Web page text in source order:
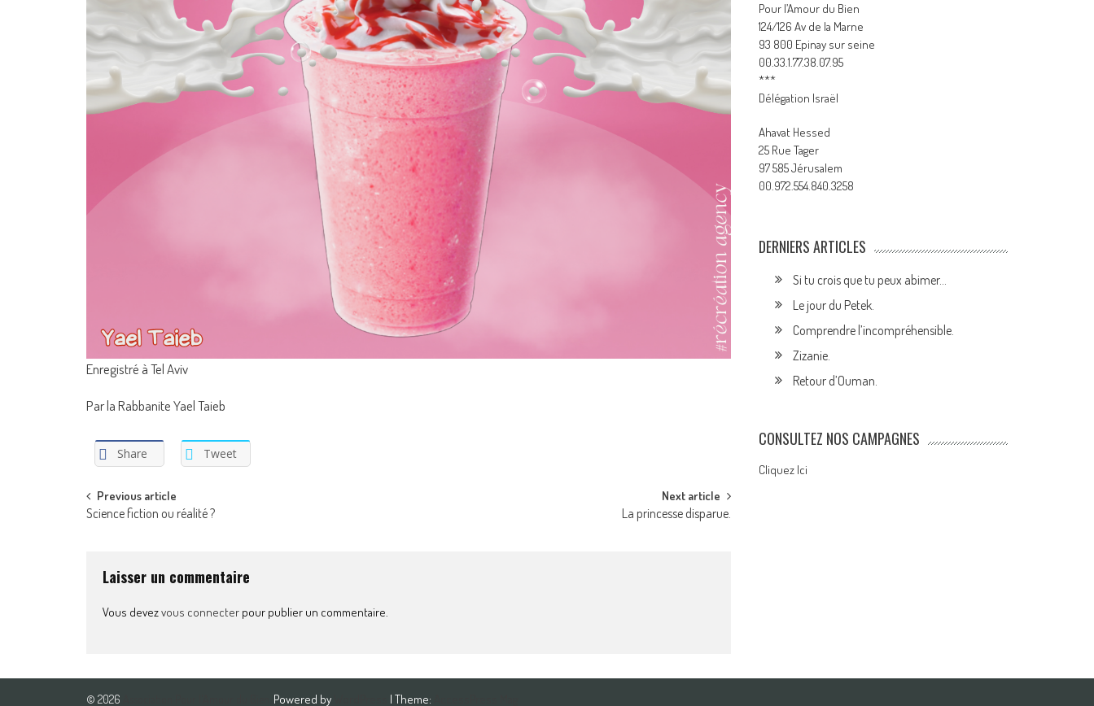
Enregistré à Tel Aviv
Par la Rabbanite Yael Taieb
Share Tweet
Post
Previous article
Science fiction ou réalité ?
Next article
La princesse disparue.
Laisser un commentaire
Vous devezvous connecter pour publier un commentaire.
Pour l’Amour du Bien
124/126 Av de la Marne
93 800 Epinay sur seine
00.33.1.77.38.07.95
***
Délégation Israël
Ahavat Hessed
25 Rue Tager
97 585 Jérusalem
00.972.554.840.3258
DERNIERS ARTICLES
Si tu crois que tu peux abimer…
Le jour du Petek.
Comprendre l’incompréhensible.
Zizanie.
Retour d’Ouman.
CONSULTEZ NOS CAMPAGNES
Cliquez Ici
© 2026 Powered by | Theme: